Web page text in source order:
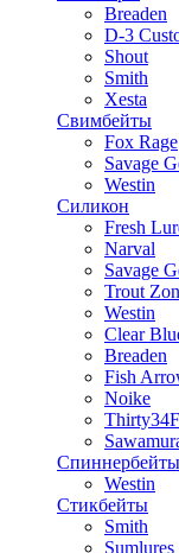
Breaden
D-3
Shout
Smith
Xesta
Свимбейты
Fox Rage
Savage
Westin
Силикон
Fresh
Narval
Savage
Trout
Westin
Clear
Breaden
Fish
Noike
Спиннербейты
Westin
Стикбейты
Smith
Sumlures